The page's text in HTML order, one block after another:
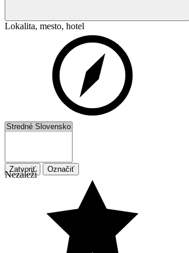
Lokalita, mesto, hotel
Zatvoriť Označiť
Nezáleží